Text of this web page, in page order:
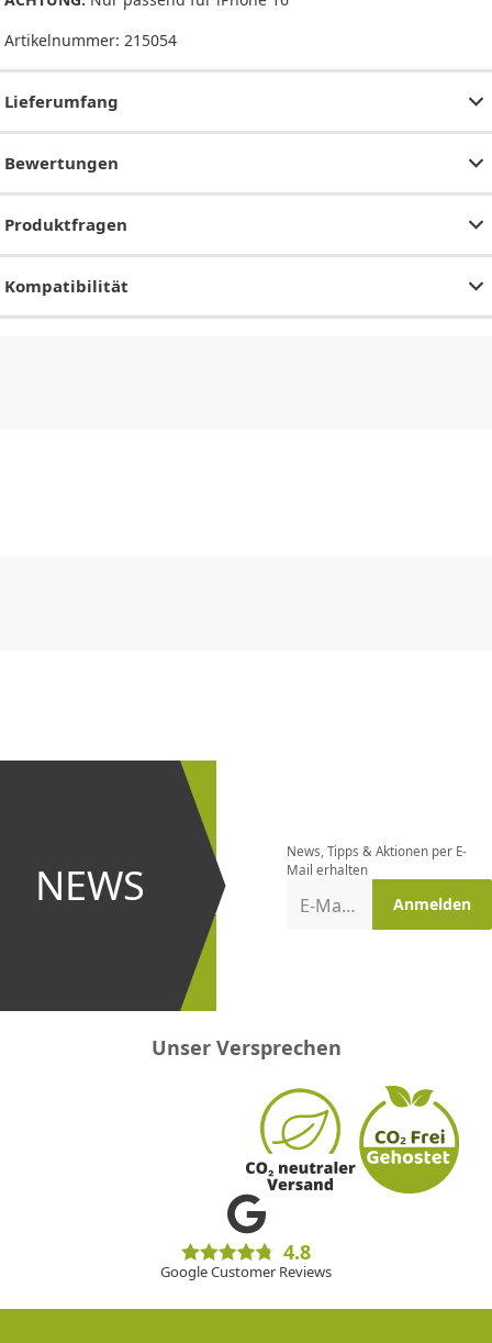
Artikelnummer: 215054
Lieferumfang
Bewertungen
Produktfragen
Kompatibilität
NEWS
und bei
Aktionen
News, Tipps & Aktionen per E-
Mail erhalten
E-Mail-Adresse Anmelden
Unser Versprechen
4.8
Google Customer Reviews